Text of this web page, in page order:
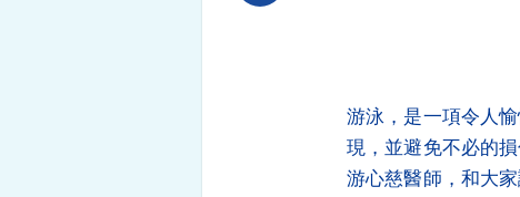
游泳，是一項令人
現，並避免不必的
游心慈醫師，和大